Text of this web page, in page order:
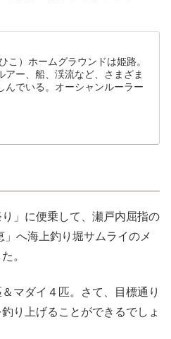
こ）ホームグラウンドは姫路。
アー、船、渓流など、さまざま
んでいる。オーシャンルーラー
り」に便乗して、瀬戸内屈指の
へ海上釣り堀サムライのメ
。
マダイ４匹。さて、目標通り
り上げることができるでしょ